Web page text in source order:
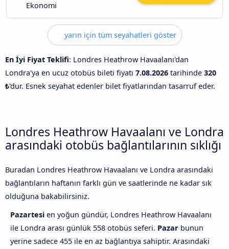
Ekonomi
yarın için tüm seyahatleri göster
En İyi Fiyat Teklifi: Londres Heathrow Havaalanı'dan
Londra'ya en ucuz otobüs bileti fiyatı 7.08.2026 tarihinde 320
₺'dur. Esnek seyahat edenler bilet fiyatlarından tasarruf eder.
Londres Heathrow Havaalanı ve Londra
arasındaki otobüs bağlantılarının sıklığı
Buradan Londres Heathrow Havaalanı ve Londra arasındaki
bağlantıların haftanın farklı gün ve saatlerinde ne kadar sık
olduğuna bakabilirsiniz.
Pazartesi en yoğun gündür, Londres Heathrow Havaalanı
ile Londra arası günlük 558 otobüs seferi. Pazar bunun
yerine sadece 455 ile en az bağlantıya sahiptir. Arasındaki